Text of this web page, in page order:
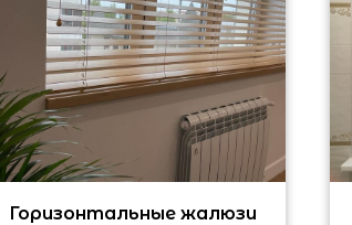
Горизонтальные жалюзи